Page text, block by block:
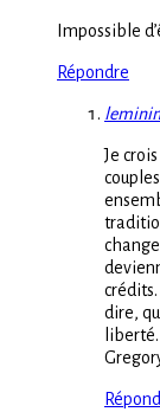
Impossible
Répondre
Je
dire,